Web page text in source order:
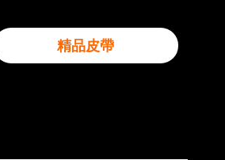
精品皮帶